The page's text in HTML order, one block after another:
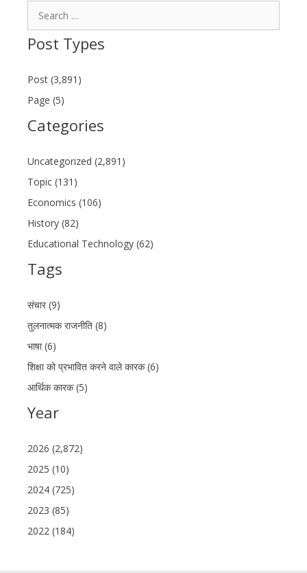
Post Types
Post (3,891)
Page (5)
Categories
Uncategorized (2,891)
Topic (131)
Economics (106)
History (82)
Educational Technology (62)
Tags
संचार (9)
तुलनात्मक राजनीति (8)
भाषा (6)
शिक्षा को प्रभावित करने वाले कारक (6)
आर्थिक कारक (5)
Year
2026 (2,872)
2025 (10)
2024 (725)
2023 (85)
2022 (184)